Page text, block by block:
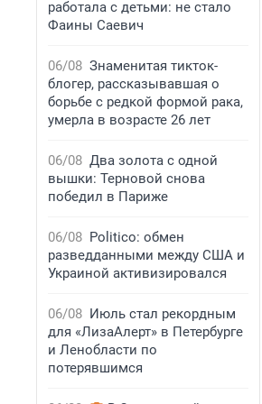
работала с детьми: не стало
Фаины Саевич
06/08 Знаменитая тикток-
блогер, рассказывавшая о
борьбе с редкой формой рака,
умерла в возрасте 26 лет
06/08 Два золота с одной
вышки: Терновой снова
победил в Париже
06/08 Politico: обмен
разведданными между США и
Украиной активизировался
06/08 Июль стал рекордным
для «ЛизаАлерт» в Петербурге
и Ленобласти по
потерявшимся